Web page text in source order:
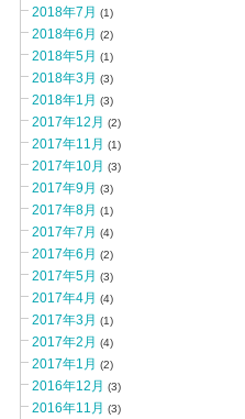
2018年7月 (1)
2018年6月 (2)
2018年5月 (1)
2018年3月 (3)
2018年1月 (3)
2017年12月 (2)
2017年11月 (1)
2017年10月 (3)
2017年9月 (3)
2017年8月 (1)
2017年7月 (4)
2017年6月 (2)
2017年5月 (3)
2017年4月 (4)
2017年3月 (1)
2017年2月 (4)
2017年1月 (2)
2016年12月 (3)
2016年11月 (3)